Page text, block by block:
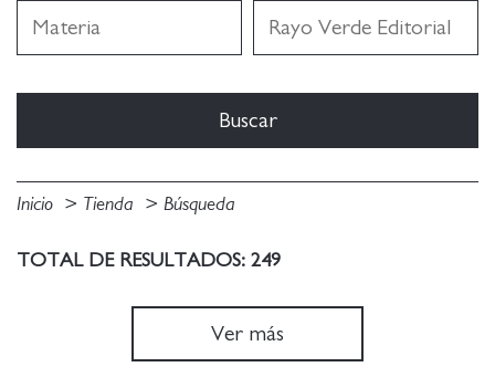
Inicio Tienda Búsqueda
TOTAL DE RESULTADOS: 249
Ver más